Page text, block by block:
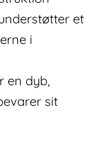
et
i
en dyb,
sit